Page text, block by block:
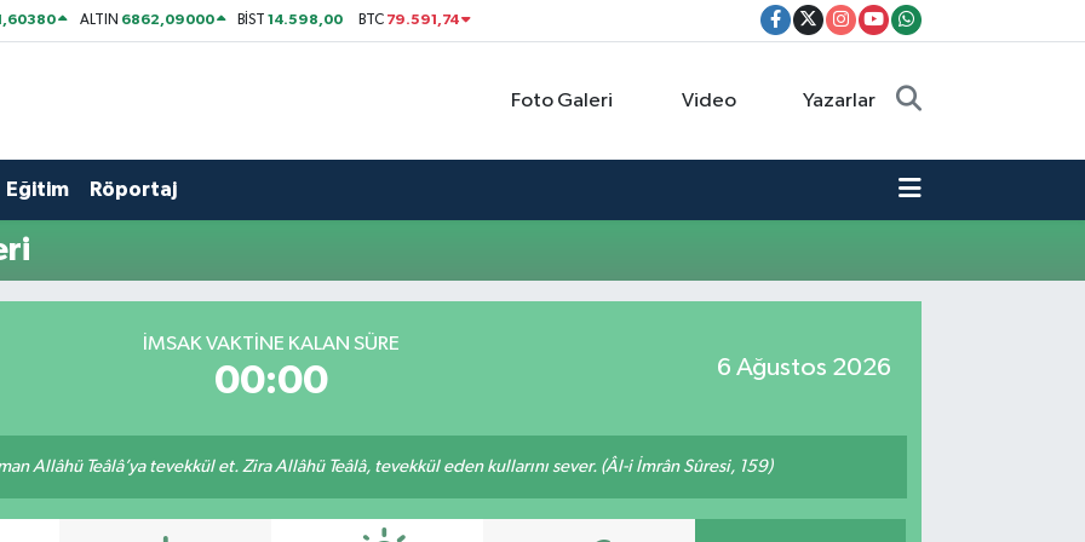
ALTIN 6862,09000 BİST14.598,00 BTC 79.591,74
Foto Galeri Video Yazarlar
Eğitim Röportaj
İMSAK VAKTİNE KALAN SÜRE
00:00 6 Ağustos 2026
Allâhü Teâlâ’ya tevekkül et. Zira Allâhü Teâlâ, tevekkül eden kullarını sever. (Âl-i İmrân Sûresi, 159)